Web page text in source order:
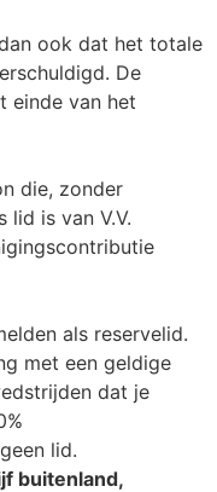
ook dat het totale
De
einde van het
die, zonder
lid is van V.V.
als reservelid.
met een geldige
dat je
lid.
buitenland,